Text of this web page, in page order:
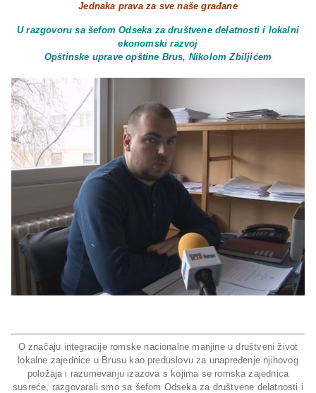
Jednaka prava za sve naše građane
U razgovoru sa šefom Odseka za društvene delatnosti i lokalni
ekonomski razvoj
Opštinske uprave opštine Brus, Nikolom Zbiljićem
O značaju integracije romske nacionalne manjine u društveni život
lokalne zajednice u Brusu kao preduslovu za unapređenje njihovog
položaja i razumevanju izazova s kojima se romska zajednica
susreće, razgovarali smo sa šefom Odseka za društvene delatnosti i